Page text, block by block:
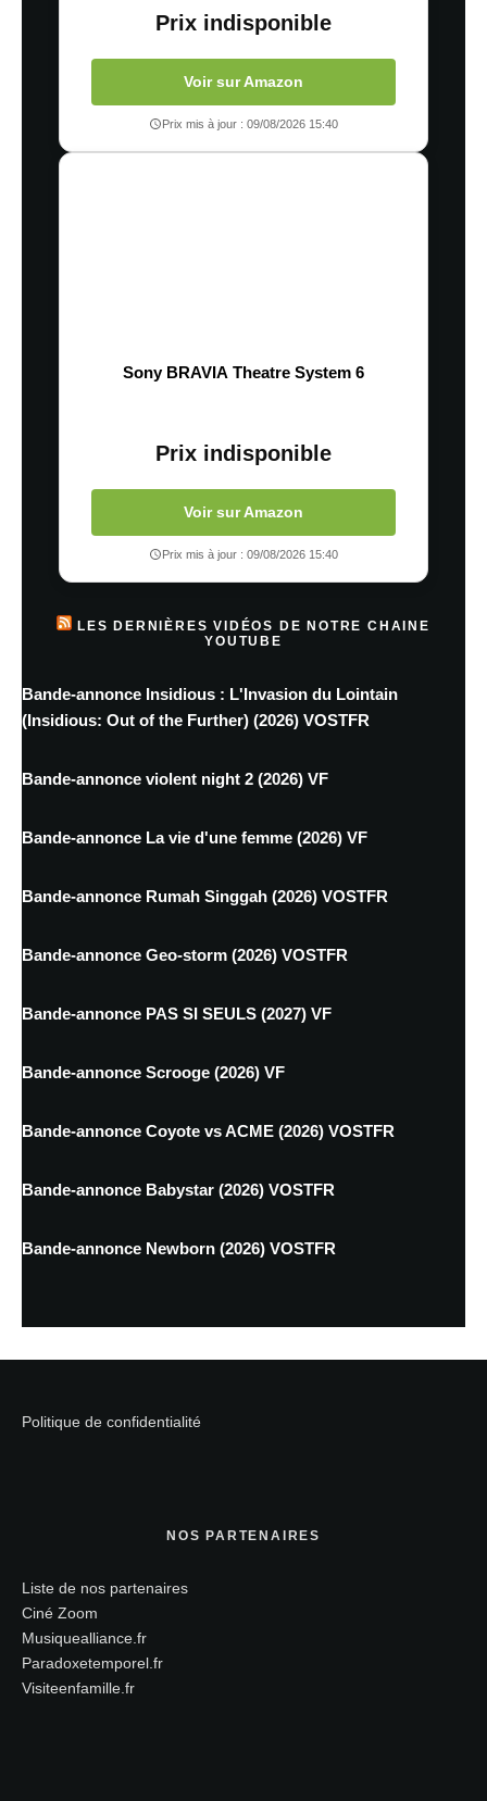
Prix indisponible
Voir sur Amazon
Prix mis à jour : 09/08/2026 15:40
Sony BRAVIA Theatre System 6
Prix indisponible
Voir sur Amazon
Prix mis à jour : 09/08/2026 15:40
LES DERNIÈRES VIDÉOS DE NOTRE CHAINE
YOUTUBE
Bande-annonce Insidious : L'Invasion du Lointain
(Insidious: Out of the Further) (2026) VOSTFR
Bande-annonce violent night 2 (2026) VF
Bande-annonce La vie d'une femme (2026) VF
Bande-annonce Rumah Singgah (2026) VOSTFR
Bande-annonce Geo-storm (2026) VOSTFR
Bande-annonce PAS SI SEULS (2027) VF
Bande-annonce Scrooge (2026) VF
Bande-annonce Coyote vs ACME (2026) VOSTFR
Bande-annonce Babystar (2026) VOSTFR
Bande-annonce Newborn (2026) VOSTFR
Politique de confidentialité
NOS PARTENAIRES
Liste de nos partenaires
Ciné Zoom
Musiquealliance.fr
Paradoxetemporel.fr
Visiteenfamille.fr